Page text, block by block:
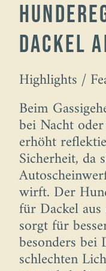
Dackel
Highlights /
Beim
bei Nacht
erhöht
Sicherheit, da
wirft. Der
für Dackel
sorgt für
besonders
schlechten